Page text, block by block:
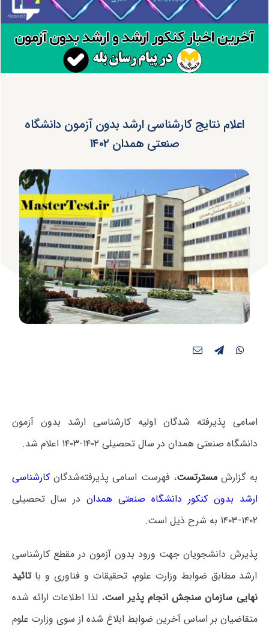
اعلام نتایج کارشناسی ارشد بدون آزمون دانشگاه
صنعتی همدان ۱۴۰۲
اسامی پذیرفته‌ شدگان اولیه کارشناسی ارشد بدون آزمون
دانشگاه صنعتی همدان در سال تحصیلی ۱۴۰۲-۱۴۰۳ اعلام شد.
به گزارشمسترتست،فهرست اسامی پذیرفته‌شدگان کارشناسی
ارشد بدون کنکور دانشگاه صنعتی همداندر سال تحصیلی
۱۴۰۲-۱۴۰۳ به شرح ذیل است.
پذیرش دانشجویان جهت ورود بدون آزمون در مقطع کارشناسی
ارشد مطابق ضوابط وزارت علوم، تحقیقات و فناوری و باتائید
نهایی سازمان سنجش انجام پذیر است، لذا اطلاعات ارائه شده
متقاضیان بر اساس آخرین ضوابط ابلاغ شده از سوی وزارت علوم